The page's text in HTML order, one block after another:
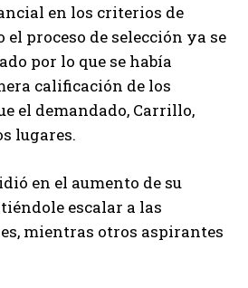
en los criterios de
proceso de selección ya se
por lo que se había
calificación de los
el demandado, Carrillo,
lugares.
en el aumento de su
escalar a las
mientras otros aspirantes